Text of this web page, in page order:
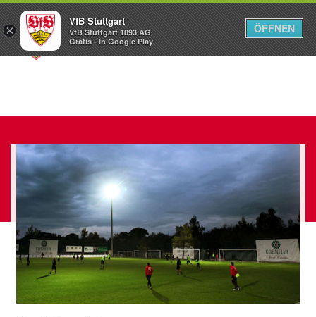
Menü
×
VfB Stuttgart
VfB Stuttgart 1893 AG
Gratis - In Google Play
ÖFFNEN